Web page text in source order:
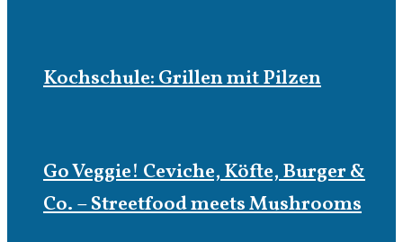
Kochschule: Grillen mit Pilzen
Go Veggie! Ceviche, Köfte, Burger &
Co. – Streetfood meets Mushrooms